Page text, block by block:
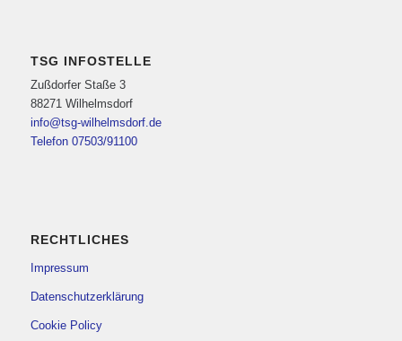
TSG INFOSTELLE
Zußdorfer Staße 3
88271 Wilhelmsdorf
info@tsg-wilhelmsdorf.de
Telefon 07503/91100
RECHTLICHES
Impressum
Datenschutzerklärung
Cookie Policy